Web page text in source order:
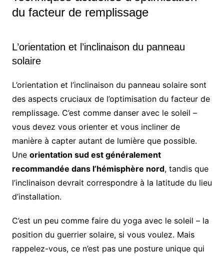
du facteur de remplissage
L’orientation et l’inclinaison du panneau
solaire
L’orientation et l’inclinaison du panneau solaire sont
des aspects cruciaux de l’optimisation du facteur de
remplissage. C’est comme danser avec le soleil –
vous devez vous orienter et vous incliner de
manière à capter autant de lumière que possible.
Une orientation sud est généralement
recommandée dans l’hémisphère nord, tandis que
l’inclinaison devrait correspondre à la latitude du lieu
d’installation.
C’est un peu comme faire du yoga avec le soleil – la
position du guerrier solaire, si vous voulez. Mais
rappelez-vous, ce n’est pas une posture unique qui